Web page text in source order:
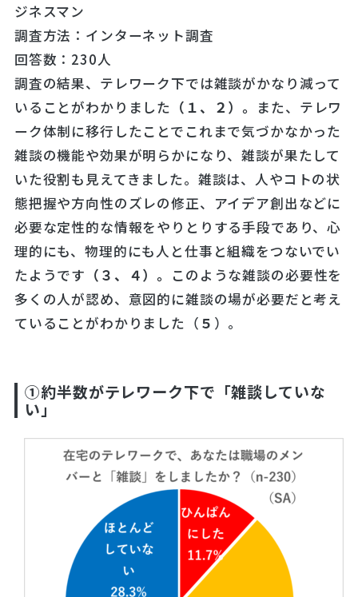
ジネスマン
調査方法：インターネット調査
回答数：230人
調査の結果、テレワーク下では雑談がかなり減って
いることがわかりました （１、２）。 また、テレワ
ーク体制に移行したことでこれまで気づかなかった
雑談の機能や効果が明らかになり、雑談が果たして
いた役割も見えてきました。雑談は、人やコトの状
態把握や方向性のズレの修正、アイデア創出などに
必要な定性的な情報をやりとりする手段であり、心
理的にも、物理的にも人と仕事と組織をつないでい
たようです （３、４）。 このような雑談の必要性を
多くの人が認め、意図的に雑談の場が必要だと考え
ていることがわかりました（ ５ ）。
①約半数がテレワーク下で「雑談していな
い」